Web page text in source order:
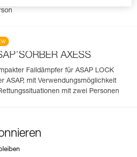
AXESS
Falldämpfer für ASAP LOCK
ASAP, mit Verwendungsmöglichkeit
mit zwei Personen